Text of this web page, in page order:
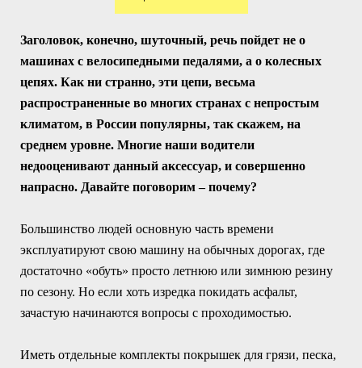
Заголовок, конечно, шуточный, речь пойдет не о
машинах с велосипедными педалями, а о колесных
цепях. Как ни странно, эти цепи, весьма
распространенные во многих странах с непростым
климатом, в России популярны, так скажем, на
среднем уровне. Многие наши водители
недооценивают данный аксессуар, и совершенно
напрасно. Давайте поговорим – почему?
Большинство людей основную часть времени
эксплуатируют свою машину на обычных дорогах, где
достаточно «обуть» просто летнюю или зимнюю резину
по сезону. Но если хоть изредка покидать асфальт,
зачастую начинаются вопросы с проходимостью.
Иметь отдельные комплекты покрышек для грязи, песка,